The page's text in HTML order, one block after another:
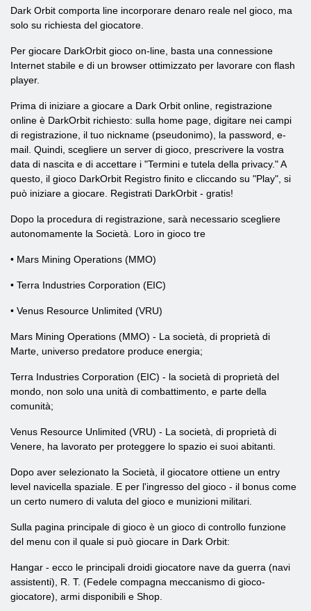
Dark Orbit comporta line incorporare denaro reale nel gioco, ma
solo su richiesta del giocatore.
Per giocare DarkOrbit gioco on-line, basta una connessione
Internet stabile e di un browser ottimizzato per lavorare con flash
player.
Prima di iniziare a giocare a Dark Orbit online, registrazione
online è DarkOrbit richiesto: sulla home page, digitare nei campi
di registrazione, il tuo nickname (pseudonimo), la password, e-
mail. Quindi, scegliere un server di gioco, prescrivere la vostra
data di nascita e di accettare i "Termini e tutela della privacy." A
questo, il gioco DarkOrbit Registro finito e cliccando su "Play", si
può iniziare a giocare. Registrati DarkOrbit - gratis!
Dopo la procedura di registrazione, sarà necessario scegliere
autonomamente la Società. Loro in gioco tre
• Mars Mining Operations (MMO)
• Terra Industries Corporation (EIC)
• Venus Resource Unlimited (VRU)
Mars Mining Operations (MMO) - La società, di proprietà di
Marte, universo predatore produce energia;
Terra Industries Corporation (EIC) - la società di proprietà del
mondo, non solo una unità di combattimento, e parte della
comunità;
Venus Resource Unlimited (VRU) - La società, di proprietà di
Venere, ha lavorato per proteggere lo spazio ei suoi abitanti.
Dopo aver selezionato la Società, il giocatore ottiene un entry
level navicella spaziale. E per l'ingresso del gioco - il bonus come
un certo numero di valuta del gioco e munizioni militari.
Sulla pagina principale di gioco è un gioco di controllo funzione
del menu con il quale si può giocare in Dark Orbit:
Hangar - ecco le principali droidi giocatore nave da guerra (navi
assistenti), R. T. (Fedele compagna meccanismo di gioco-
giocatore), armi disponibili e Shop.